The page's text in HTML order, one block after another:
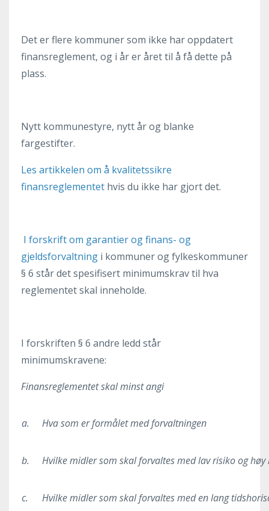
Det er flere kommuner som ikke har oppdatert
finansreglement, og i år er året til å få dette på
plass.
Nytt kommunestyre, nytt år og blanke
fargestifter.
Les artikkelen om å kvalitetssikre
finansreglementet hvis du ikke har gjort det.
I forskrift om garantier og finans- og
gjeldsforvaltning i kommuner og fylkeskommuner
§ 6 står det spesifisert minimumskrav til hva
reglementet skal inneholde.
I forskriften § 6 andre ledd står
minimumskravene:
Finansreglementet skal minst angi
a. Hva som er formålet med forvaltningen
b. Hvilke midler som skal forvaltes med lav risiko og
c. Hvilke midler som skal forvaltes med en lang